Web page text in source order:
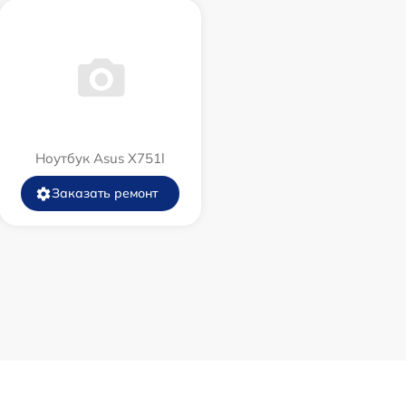
Ноутбук Asus X751l
Заказать ремонт